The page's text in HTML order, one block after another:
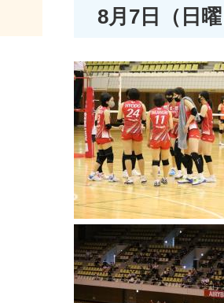
8月7日（日